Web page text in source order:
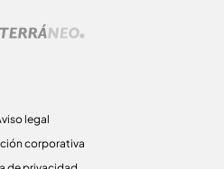
legal
corporativa